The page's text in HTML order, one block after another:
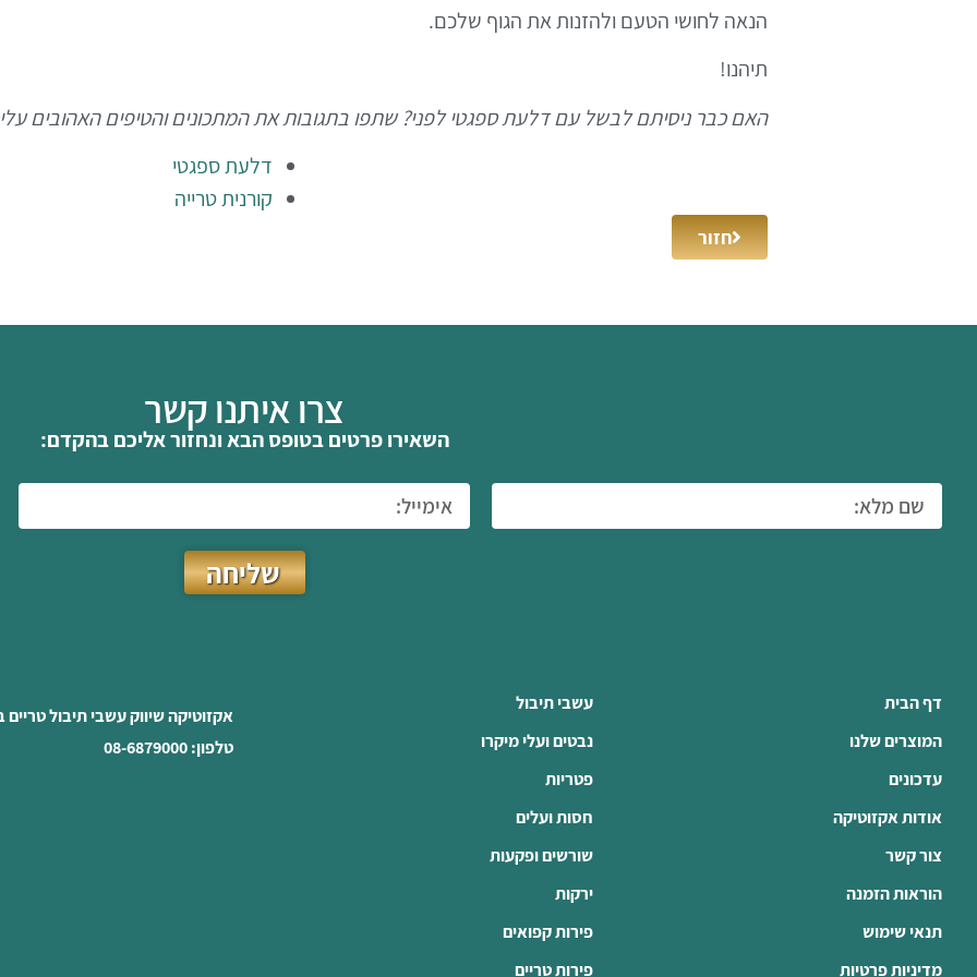
הנאה לחושי הטעם ולהזנות את הגוף שלכם.
תיהנו!
האם כבר ניסיתם לבשל עם דלעת ספגטי לפני? שתפו בתגובות את המתכונים והטיפים האהובים
דלעת ספגטי
קורנית טרייה
חזור
צרו איתנו קשר
השאירו פרטים בטופס הבא ונחזור אליכם בהקדם:
שליחה
דף הבית
המוצרים שלנו
עדכונים
אודות אקזוטיקה
צור קשר
הוראות הזמנה
תנאי שימוש
מדיניות פרטיות
עשבי תיבול
נבטים ועלי מיקרו
פטריות
חסות ועלים
שורשים ופקעות
ירקות
פירות קפואים
פירות טריים
אקזוטיקה שיווק עשבי תיבול
טלפון: 08-6879000